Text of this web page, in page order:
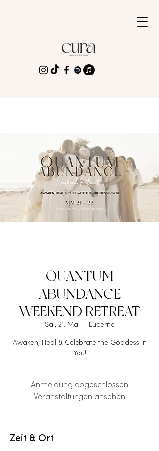
QUANTUM
ABUNDANCE
WEEKEND RETREAT
Sa., 21. Mai Lucerne
Awaken, Heal & Celebrate the Goddess in
You!
Anmeldung abgeschlossen
Veranstaltungen ansehen
Zeit & Ort